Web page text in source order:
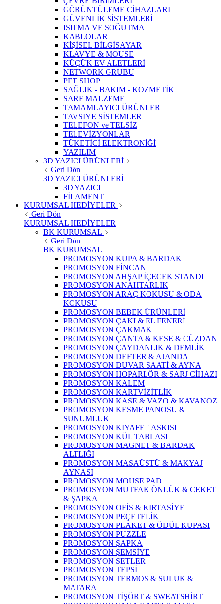
GÖRÜNTÜLEME CİHAZLARI
GÜVENLİK SİSTEMLERİ
ISITMA VE SOĞUTMA
KABLOLAR
KİŞİSEL BİLGİSAYAR
KLAVYE & MOUSE
KÜÇÜK EV ALETLERİ
NETWORK GRUBU
PET SHOP
SAĞLIK - BAKIM - KOZMETİK
SARF MALZEME
TAMAMLAYICI ÜRÜNLER
TAVSIYE SİSTEMLER
TELEFON ve TELSİZ
TELEVİZYONLAR
TÜKETİCİ ELEKTRONİĞİ
YAZILIM
3D YAZICI ÜRÜNLERİ
Geri Dön
3D YAZICI ÜRÜNLERİ
3D YAZICI
FİLAMENT
KURUMSAL HEDİYELER
Geri Dön
KURUMSAL HEDİYELER
BK KURUMSAL
Geri Dön
BK KURUMSAL
PROMOSYON KUPA & BARDAK
PROMOSYON FİNCAN
PROMOSYON AHŞAP İÇECEK STANDI
PROMOSYON ANAHTARLIK
PROMOSYON ARAÇ KOKUSU & ODA
KOKUSU
PROMOSYON BEBEK ÜRÜNLERİ
PROMOSYON ÇAKI & EL FENERİ
PROMOSYON ÇAKMAK
PROMOSYON ÇANTA & KESE & CÜZDAN
PROMOSYON ÇAYDANLIK & DEMLİK
PROMOSYON DEFTER & AJANDA
PROMOSYON DUVAR SAATİ & AYNA
PROMOSYON HOPARLÖR & SARJ CİHAZI
PROMOSYON KALEM
PROMOSYON KARTVİZİTLİK
PROMOSYON KASE & VAZO & KAVANOZ
PROMOSYON KESME PANOSU &
SUNUMLUK
PROMOSYON KIYAFET ASKISI
PROMOSYON KÜL TABLASI
PROMOSYON MAGNET & BARDAK
ALTLIĞI
PROMOSYON MASAÜSTÜ & MAKYAJ
AYNASI
PROMOSYON MOUSE PAD
PROMOSYON MUTFAK ÖNLÜK & CEKET
& ŞAPKA
PROMOSYON OFİS & KIRTASİYE
PROMOSYON PEÇETELİK
PROMOSYON PLAKET & ÖDÜL KUPASI
PROMOSYON PUZZLE
PROMOSYON ŞAPKA
PROMOSYON ŞEMSİYE
PROMOSYON SETLER
PROMOSYON TEPSİ
PROMOSYON TERMOS & SULUK &
MATARA
PROMOSYON TİŞÖRT & SWEATSHİRT